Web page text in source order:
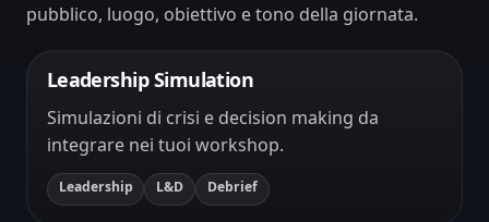
pubblico, luogo, obiettivo e tono della giornata.
Leadership Simulation
Simulazioni di crisi e decision making da
integrare nei tuoi workshop.
Leadership L&D Debrief